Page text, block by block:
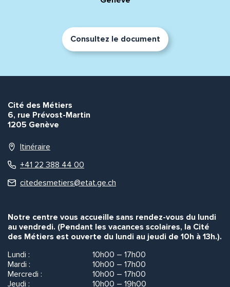
Consultez le document
Cité des Métiers
6, rue Prévost-Martin
1205 Genève
Itinéraire
+41 22 388 44 00
citedesmetiers@etat.ge.ch
Notre centre vous accueille sans rendez-vous du lundi
au vendredi. (Pendant les vacances scolaires, la Cité
des Métiers est ouverte du lundi au jeudi de 10h à 13h.).
Lundi :
10h00 – 17h00
Mardi :
10h00 – 17h00
Mercredi :
10h00 – 17h00
Jeudi :
10h00 – 19h00